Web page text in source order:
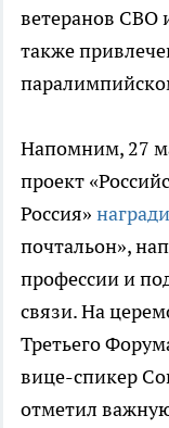
ветеранов СВО
также
Напомним, 27
проект
Россия»
почтальон»,
профессии и
связи. На
Третьего
вице-спикер
отметил